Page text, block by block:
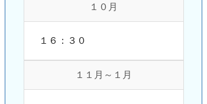
１０月
１６：３０
１１月～１月